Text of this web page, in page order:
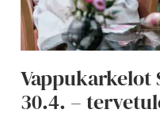
Vappukarkelot
30.4. –